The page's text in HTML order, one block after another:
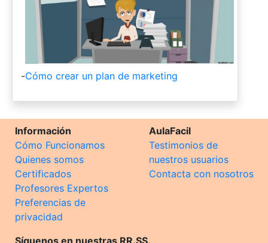
-Cómo crear un plan de marketing
Información
Cómo Funcionamos
Quienes somos
Certificados
Profesores Expertos
Preferencias de
privacidad
AulaFacil
Testimonios de
nuestros usuarios
Contacta con nosotros